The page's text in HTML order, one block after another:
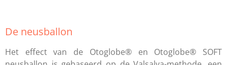
De neusballon
Het effect van de Otoglobe® en Otoglobe® SOFT